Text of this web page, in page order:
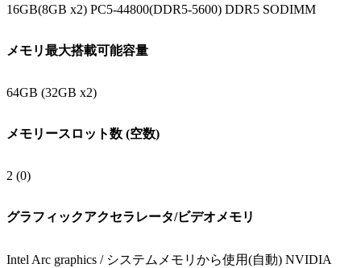
16GB(8GB x2) PC5-44800(DDR5-5600) DDR5 SODIMM
メモリ最大搭載可能容量
64GB (32GB x2)
メモリースロット数 (空数)
2 (0)
グラフィックアクセラレータ/ビデオメモリ
Intel Arc graphics / システムメモリから使用(自動) NVIDIA